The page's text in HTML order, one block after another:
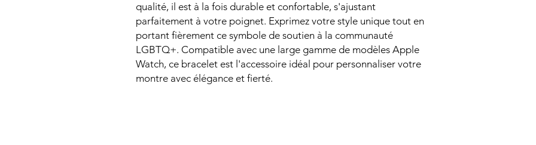
qualité, il est à la fois durable et confortable, s'ajustant
parfaitement à votre poignet. Exprimez votre style unique tout en
portant fièrement ce symbole de soutien à la communauté
LGBTQ+. Compatible avec une large gamme de modèles Apple
Watch, ce bracelet est l'accessoire idéal pour personnaliser votre
montre avec élégance et fierté.